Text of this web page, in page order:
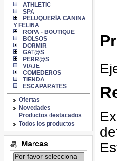
ATHLETIC
SPA
PELUQUERÍA CANINA
Y FELINA
ROPA - BOUTIQUE
BOLSOS
DORMIR
GAT@S
PERR@S
VIAJE
COMEDEROS
TIENDA
ESCAPARATES
Ofertas
Novedades
Productos destacados
Todos los productos
Marcas
Listado